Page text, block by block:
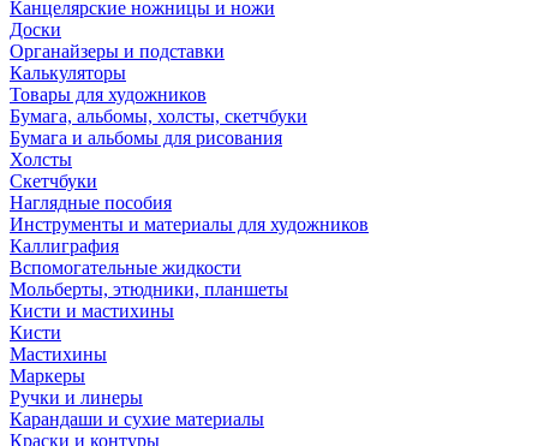
Канцелярские ножницы и ножи
Доски
Органайзеры и подставки
Калькуляторы
Товары для художников
Бумага, альбомы, холсты, скетчбуки
Бумага и альбомы для рисования
Холсты
Скетчбуки
Наглядные пособия
Инструменты и материалы для художников
Каллиграфия
Вспомогательные жидкости
Мольберты, этюдники, планшеты
Кисти и мастихины
Кисти
Мастихины
Маркеры
Ручки и линеры
Карандаши и сухие материалы
Краски и контуры